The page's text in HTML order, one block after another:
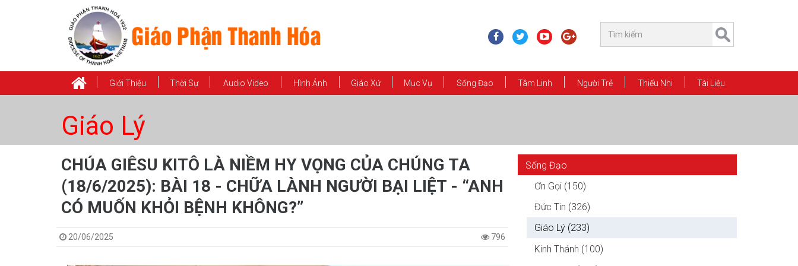
Giới Thiệu Thời Sự Audio Video Hình Ảnh Giáo Xứ Mục Vụ Sống Đạo Tâm Linh Người Trẻ Thiếu Nhi Tài Liệu
Giáo Lý
CHÚA GIÊSU KITÔ LÀ NIỀM HY VỌNG CỦA CHÚNG TA
(18/6/2025): BÀI 18 - CHỮA LÀNH NGƯỜI BẠI LIỆT - “ANH
CÓ MUỐN KHỎI BỆNH KHÔNG?”
20/06/2025 796
Sống Đạo
Ơn Gọi (150)
Đức Tin (326)
Giáo Lý (233)
Kinh Thánh (100)